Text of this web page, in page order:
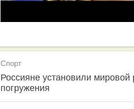
Спорт
Россияне установили мировой
погружения